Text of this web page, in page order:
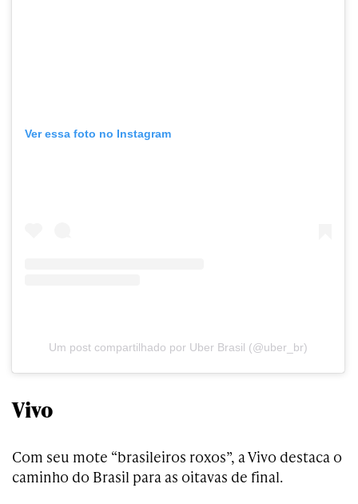
Ver essa foto no Instagram
Um post compartilhado por Uber Brasil (@uber_br)
Vivo
Com seu mote “brasileiros roxos”, a Vivo destaca o
caminho do Brasil para as oitavas de final.